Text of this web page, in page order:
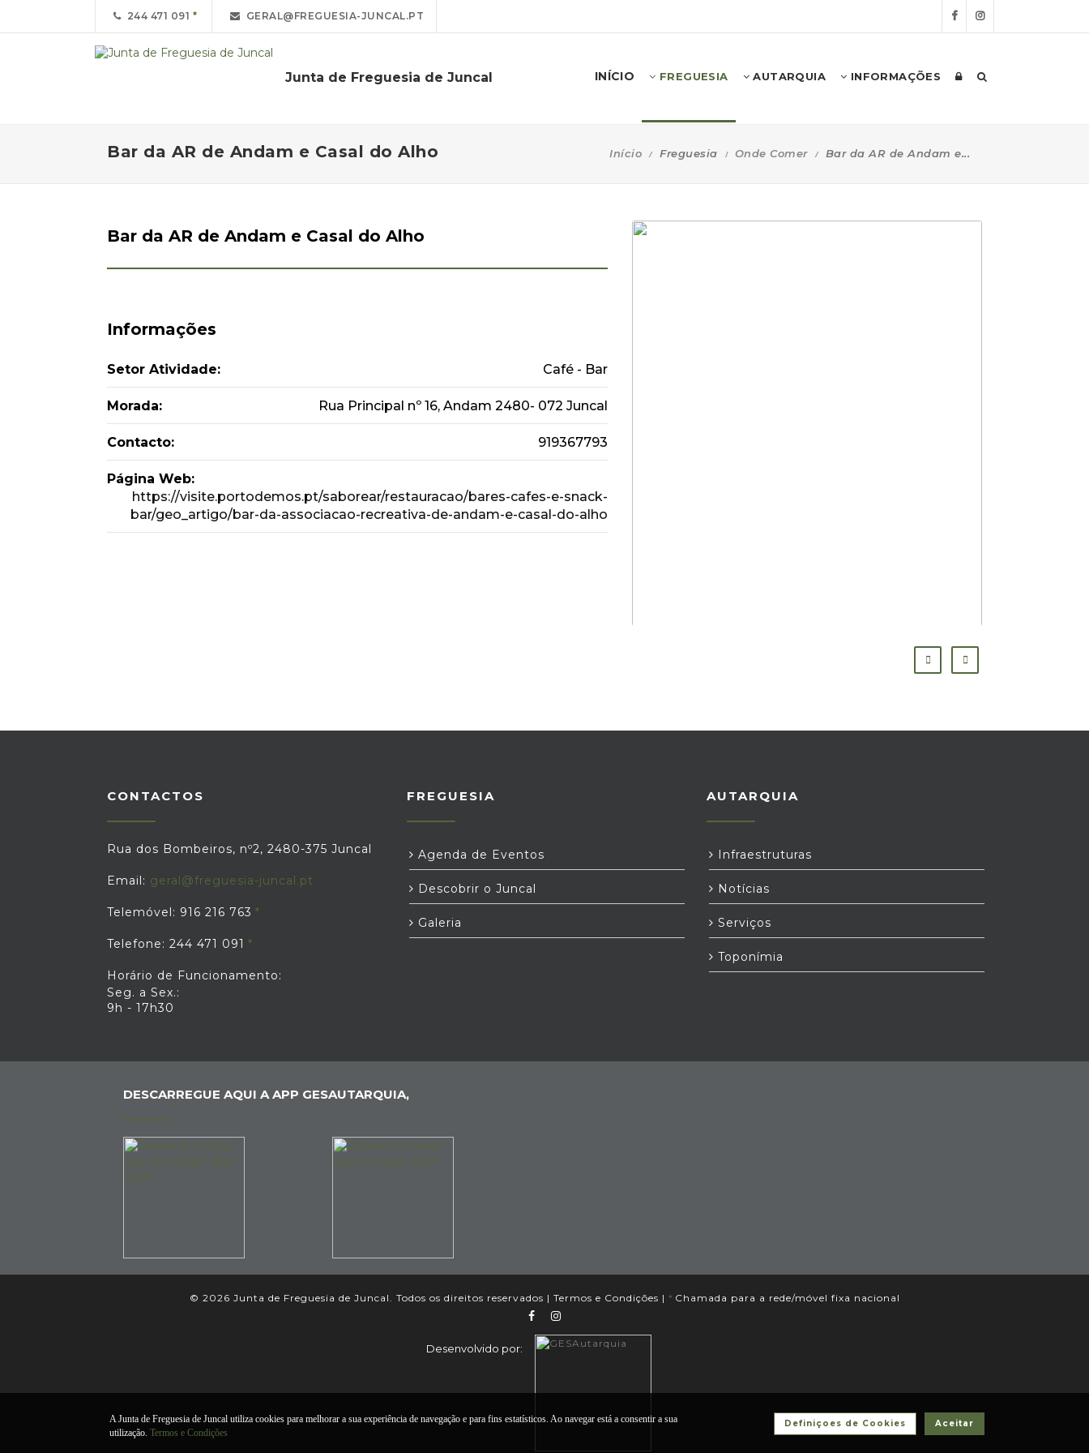
244 471 091 GERAL@FREGUESIA-JUNCAL.PT
Junta de Freguesia de Juncal INÍCIO FREGUESIA AUTARQUIA INFORMAÇÕES
Bar da AR de Andam e Casal do Alho Início Freguesia Onde Comer Bar da AR de Andam e...
Bar da AR de Andam e Casal do Alho
Informações
Setor Atividade: Café - Bar
Morada: Rua Principal nº 16, Andam 2480- 072 Juncal
Contacto: 919367793
Página Web:
https://visite.portodemos.pt/saborear/restauracao/bares-cafes-e-snack-
bar/geo_artigo/bar-da-associacao-recreativa-de-andam-e-casal-do-alho
CONTACTOS
Rua dos Bombeiros, nº2, 2480-375 Juncal
Email: geral@freguesia-juncal.pt
Telemóvel: 916 216 763
Telefone: 244 471 091
Horário de Funcionamento:
Seg. a Sex.:
9h - 17h30
FREGUESIA
Agenda de Eventos
Descobrir o Juncal
Galeria
AUTARQUIA
Infraestruturas
Notícias
Serviços
Toponímia
DESCARREGUE AQUI A APP GESAUTARQUIA,
© 2026 Junta de Freguesia de Juncal. Todos os direitos reservados | Termos e Condições | * Chamada para a rede/móvel fixa nacional
Desenvolvido por:
A Junta de Freguesia de Juncal utiliza cookies para melhorar a sua experiência de navegação e para fins estatísticos. Ao navegar está a consentir a sua
utilização. Termos e Condições
Aceitar
Definiçoes de Cookies